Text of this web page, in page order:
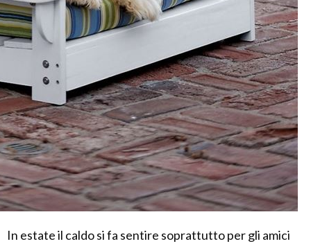
In estate il caldo si fa sentire soprattutto per gli amici